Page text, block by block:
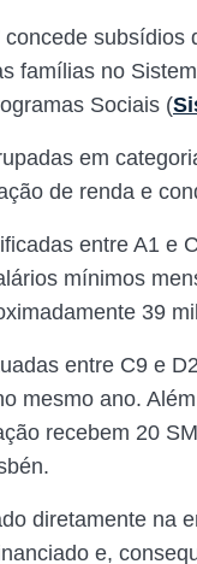
concede
famílias no
Sociais (
em
de renda e
entre A1 e
mínimos
39
entre C9 e
mesmo ano.
recebem 20
diretamente na
e,